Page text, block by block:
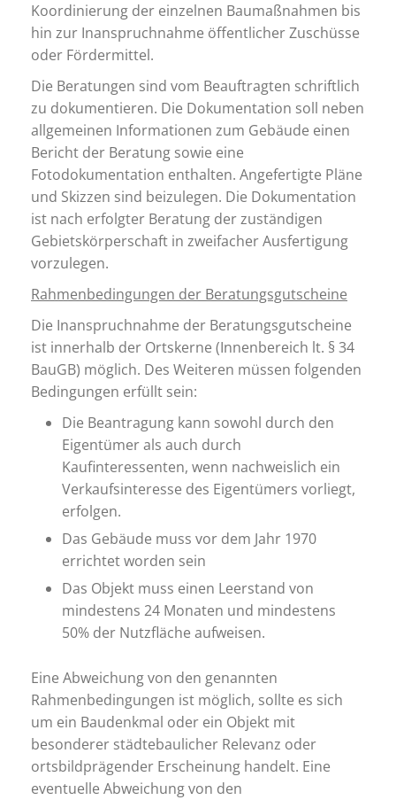
Koordinierung der einzelnen Baumaßnahmen bis
hin zur Inanspruchnahme öffentlicher Zuschüsse
oder Fördermittel.
Die Beratungen sind vom Beauftragten schriftlich
zu dokumentieren. Die Dokumentation soll neben
allgemeinen Informationen zum Gebäude einen
Bericht der Beratung sowie eine
Fotodokumentation enthalten. Angefertigte Pläne
und Skizzen sind beizulegen. Die Dokumentation
ist nach erfolgter Beratung der zuständigen
Gebietskörperschaft in zweifacher Ausfertigung
vorzulegen.
Rahmenbedingungen der Beratungsgutscheine
Die Inanspruchnahme der Beratungsgutscheine
ist innerhalb der Ortskerne (Innenbereich lt. § 34
BauGB) möglich. Des Weiteren müssen folgenden
Bedingungen erfüllt sein:
Die Beantragung kann sowohl durch den
Eigentümer als auch durch
Kaufinteressenten, wenn nachweislich ein
Verkaufsinteresse des Eigentümers vorliegt,
erfolgen.
Das Gebäude muss vor dem Jahr 1970
errichtet worden sein
Das Objekt muss einen Leerstand von
mindestens 24 Monaten und mindestens
50% der Nutzfläche aufweisen.
Eine Abweichung von den genannten
Rahmenbedingungen ist möglich, sollte es sich
um ein Baudenkmal oder ein Objekt mit
besonderer städtebaulicher Relevanz oder
ortsbildprägender Erscheinung handelt. Eine
eventuelle Abweichung von den